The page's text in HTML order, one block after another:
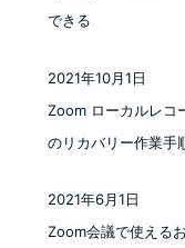
できる
Zoom ローカルレコ
のリカバリー作業手
投稿日
2021年10月1日
Zoom会議で使える
2021年6月1日